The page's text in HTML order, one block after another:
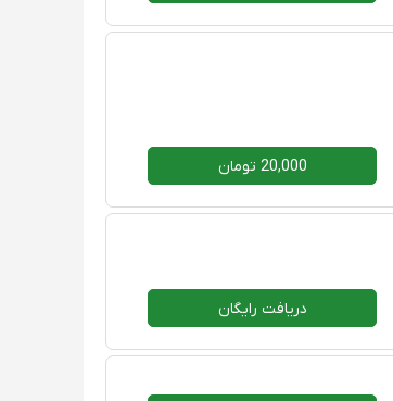
20,000 تومان
دریافت رایگان